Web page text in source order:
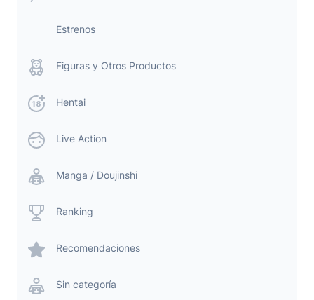
Estrenos
Figuras y Otros Productos
Hentai
Live Action
Manga / Doujinshi
Ranking
Recomendaciones
Sin categoría